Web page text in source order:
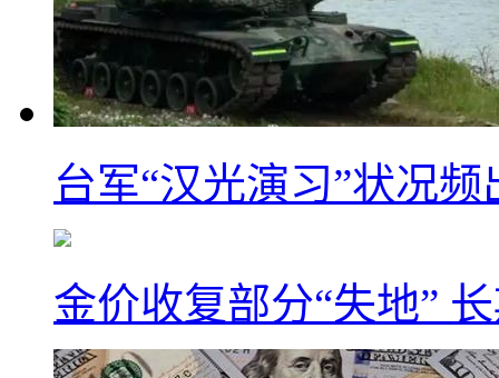
台军“汉光演习”状况
金价收复部分“失地”